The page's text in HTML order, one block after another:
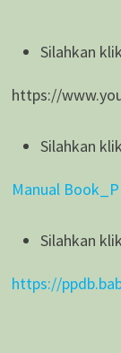
Silahkan
https://
Silahkan
Manual
Silahkan
https://